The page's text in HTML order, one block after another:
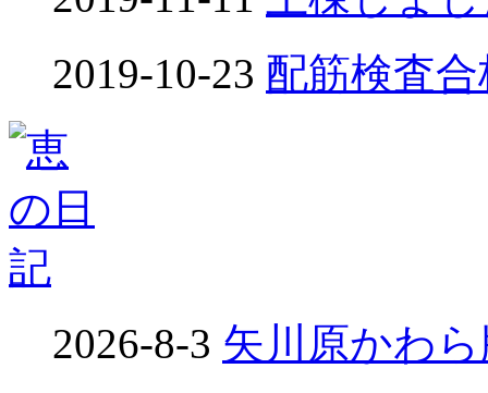
2019-10-23 配筋検査
2026-8-3 矢川原かわ